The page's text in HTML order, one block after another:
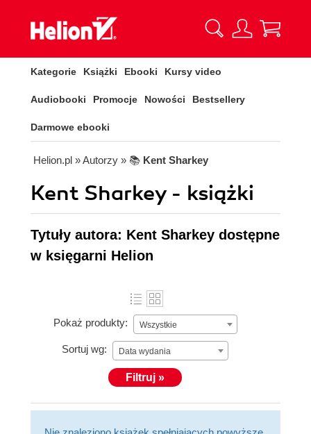
Kategorie Książki Ebooki Kursy video
Audiobooki Promocje Nowości Bestsellery
Darmowe ebooki
Helion.pl » Autorzy » 📚 Kent Sharkey
Kent Sharkey - książki
Tytuły autora: Kent Sharkey dostępne
w księgarni Helion
Pokaż produkty: Wszystkie
Sortuj wg: Data wydania
Filtruj »